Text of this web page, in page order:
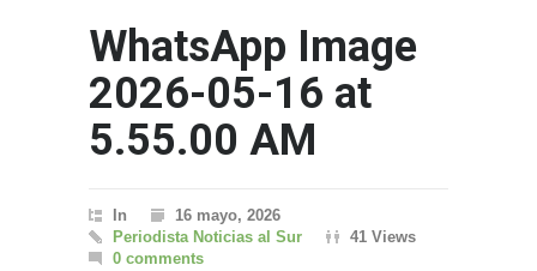
WhatsApp Image
2026-05-16 at
5.55.00 AM
In
16 mayo, 2026
Periodista Noticias al Sur
41 Views
0 comments